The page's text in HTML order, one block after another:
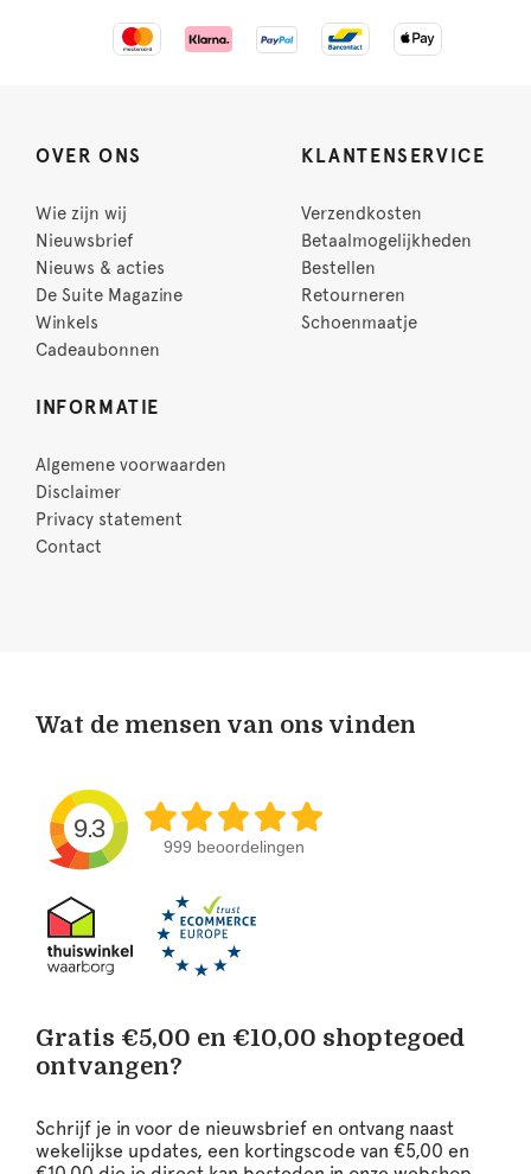
OVER ONS
Wie zijn wij
Nieuwsbrief
Nieuws & acties
De Suite Magazine
Winkels
Cadeaubonnen
KLANTENSERVICE
Verzendkosten
Betaalmogelijkheden
Bestellen
Retourneren
Schoenmaatje
INFORMATIE
Algemene voorwaarden
Disclaimer
Privacy statement
Contact
Wat de mensen van ons vinden
9.3
999 beoordelingen
Gratis €5,00 en €10,00 shoptegoed
ontvangen?
Schrijf je in voor de nieuwsbrief en ontvang naast
wekelijkse updates, een kortingscode van €5,00 en